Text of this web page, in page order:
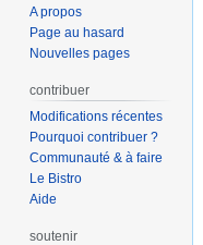
A propos
Page au hasard
Nouvelles pages
contribuer
Modifications récentes
Pourquoi contribuer ?
Communauté & à faire
Le Bistro
Aide
soutenir